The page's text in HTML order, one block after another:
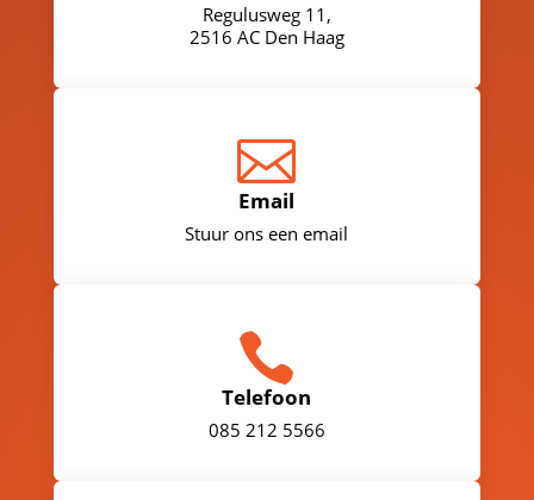
Regulusweg 11,
2516 AC Den Haag

Email
Stuur ons een email

Telefoon
085 212 5566